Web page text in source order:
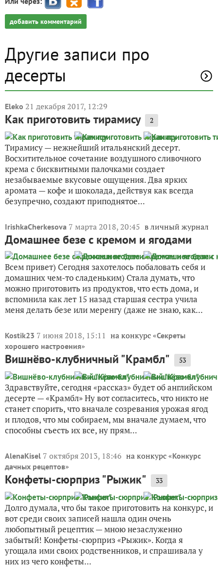
добавить комментарий
Другие записи про
десерты
Eleko 21 декабря 2017, 12:29
Как приготовить тирамису 2
Тирамису — нежнейший итальянский десерт.
Восхитительное сочетание воздушного сливочного
крема с бисквитными палочками создает
незабываемые вкусовые ощущения. Два ярких
аромата — кофе и шоколада, действуя как всегда
безупречно, создают приподнятое...
IrishkaCherkesova 7 марта 2018, 20:45 в личный журнал
Домашнее безе с кремом и ягодами
Всем привет) Сегодня захотелось побаловать себя и
домашних чем-то сладеньким) Стала думать, что
можно приготовить из продуктов, что есть дома, и
вспомнила как лет 15 назад старшая сестра учила
меня делать безе или меренгу (даже не знаю, как...
Kostik23 7 июня 2018, 15:11 на конкурс «Секреты
хорошего настроения»
Вишнёво-клубничный "Крамбл" 53
Здравствуйте, сегодня «рассказ» будет об английском
десерте — «Крамбл» Ну вот согласитесь, что никто не
станет спорить, что вначале созревания урожая ягод
и плодов, что мы собираем, мы вначале думаем, что
способны съесть их все, ну прям...
AlenaKisel 7 октября 2013, 18:46 на конкурс «Конкурс
дачных рецептов»
Конфеты-сюрприз "Рыжик" 33
Долго думала, что бы такое приготовить на конкурс, и
вот среди своих записей нашла один очень
любопытный рецептик — мною незаслуженно
забытый! Конфеты-сюрприз «Рыжик». Когда я
угощала ими своих родственников, и спрашивала у
них из чего конфеты...